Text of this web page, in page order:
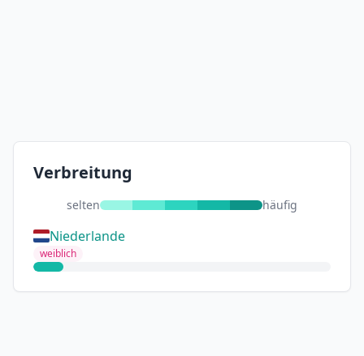
Verbreitung
selten häufig
Niederlande
weiblich